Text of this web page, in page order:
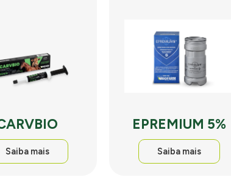
Saiba mais
EPREMIUM 5%
Saiba mais